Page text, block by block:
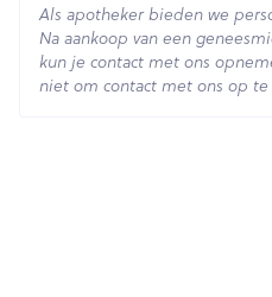
Als apotheker bieden we
Na aankoop van een
kun je contact met ons
niet om contact met ons op